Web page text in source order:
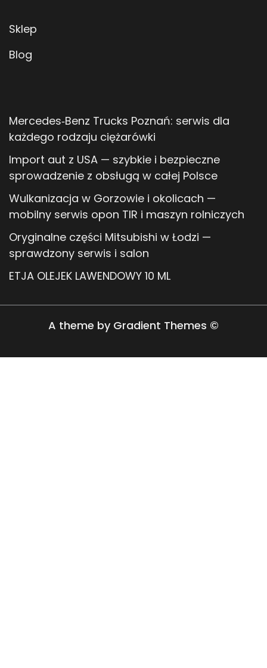
Sklep
Blog
Mercedes‑Benz Trucks Poznań: serwis dla
każdego rodzaju ciężarówki
Import aut z USA — szybkie i bezpieczne
sprowadzenie z obsługą w całej Polsce
Wulkanizacja w Gorzowie i okolicach —
mobilny serwis opon TIR i maszyn rolniczych
Oryginalne części Mitsubishi w Łodzi —
sprawdzony serwis i salon
ETJA OLEJEK LAWENDOWY 10 ML
A theme by Gradient Themes ©